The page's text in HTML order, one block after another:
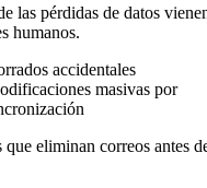
las pérdidas de datos
humanos.
accidentales
masivas por
que eliminan correos antes